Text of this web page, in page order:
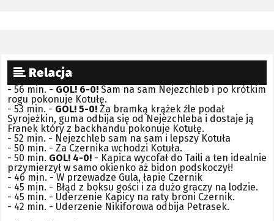
Relacja
- 56 min. - GOL! 6-0! Sam na sam Nejezchleb i po krótkim
rogu pokonuje Kotułę.
- 53 min. - GOL! 5-0! Za bramką krążek źle podał
Syrojeżkin, guma odbija się od Nejezchleba i dostaje ją
Franek który z backhandu pokonuje Kotułę.
- 52 min. - Nejezchleb sam na sam i lepszy Kotuła
- 50 min. - Za Czernika wchodzi Kotuła.
- 50 min. GOL! 4-0! - Kapica wycofał do Taili a ten idealnie
przymierzył w samo okienko aż bidon podskoczył!
- 46 min. - W przewadze Gula, łapie Czernik
- 45 min. - Błąd z boksu gości i za dużo graczy na lodzie.
- 45 min. - Uderzenie Kapicy na raty broni Czernik.
- 42 min. - Uderzenie Nikiforowa odbija Petrasek.